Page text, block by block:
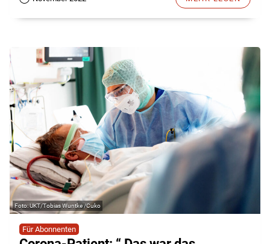
UKT/Tobias Wuntke /Cuko
Für Abonnenten